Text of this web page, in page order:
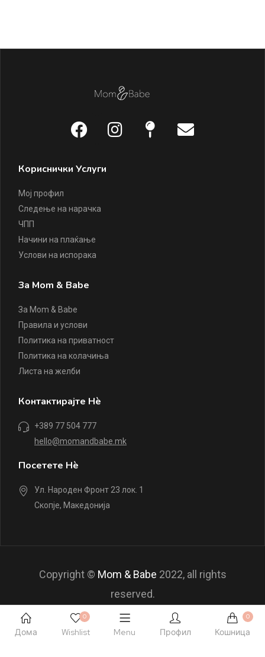
Кориснички Услуги
Мој профил
Следење на нарачка
ЧПП
Начини на плаќање
Услови на испорака
За Mom & Babe
За Mom & Babe
Правила и услови
Политика на приватност
Политика на колачиња
Листа на желби
Контактирајте Нè
+389 77 504 777
hello@momandbabe.mk
Посетете Нè
Ул. Народен Фронт 23 лок. 1
Скопје, Македонија
Copyright © Mom & Babe 2022, all rights
reserved.
Дома
0
Wishlist Menu Профил
0
Кошница